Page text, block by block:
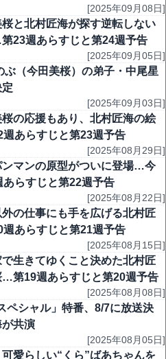
[2025年09月08日]
と北村匠海が探す逆転しない
23週あらすじと第24週予告
[2025年09月05日]
（今田美桜）の弟子・中尾星
[2025年09月03日]
の応援もあり、北村匠海の絵
あらすじと第23週予告
[2025年08月29日]
マンの原型がついに登場…今
らすじと第22週予告
[2025年08月22日]
の仕事にも手を広げる北村匠
あらすじと第21週予告
[2025年08月15日]
生きてゆくこと決めた北村匠
第19週あらすじと第20週予告
[2025年08月08日]
ペシャル」特番、8/7に放送決
共演
[2025年08月05日]
愛らしい“くら”ばあちゃんを